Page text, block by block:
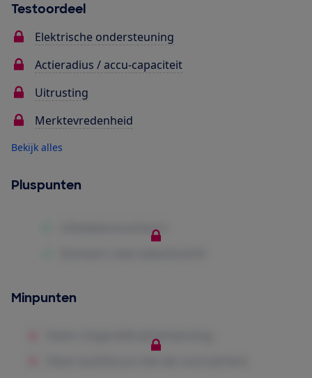
Testoordeel
Elektrische ondersteuning
Actieradius / accu-capaciteit
Uitrusting
Merktevredenheid
Bekijk alles
Pluspunten
Minpunten